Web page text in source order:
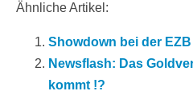
Ähnliche Artikel:
Showdown bei der EZB
Newsflash: Das
kommt !?